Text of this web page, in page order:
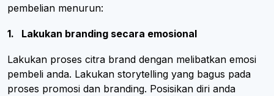
pembelian menurun:
1. Lakukan branding secara emosional
Lakukan proses citra brand dengan melibatkan emosi
pembeli anda. Lakukan storytelling yang bagus pada
proses promosi dan branding. Posisikan diri anda